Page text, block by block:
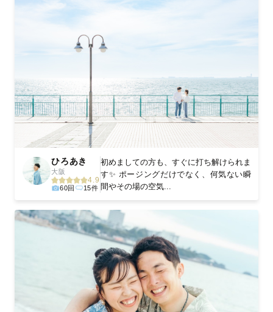
丁寧なレタッチで思い出を美しく仕上げます
撮影後は、独自の編集技術で写真の明るさや色合いを丁寧に調
整。自然な雰囲気を残しつつも、おしゃれで洗練された仕上がり
出会えます。まずは、ラブグラフの撮影事例をご覧ください。
ひろあき
大阪
4.9
60回 15件
初めましての方も、すぐに打ち解けられま
す✨ ポージングだけでなく、何気ない瞬
間やその場の空気...